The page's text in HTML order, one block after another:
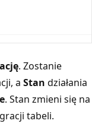
. Zostanie
a Stan działania
. Stan zmieni się na
tabeli.